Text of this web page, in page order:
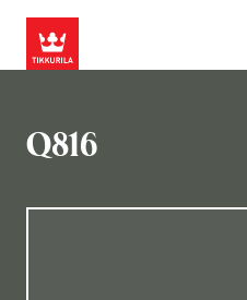
Q816